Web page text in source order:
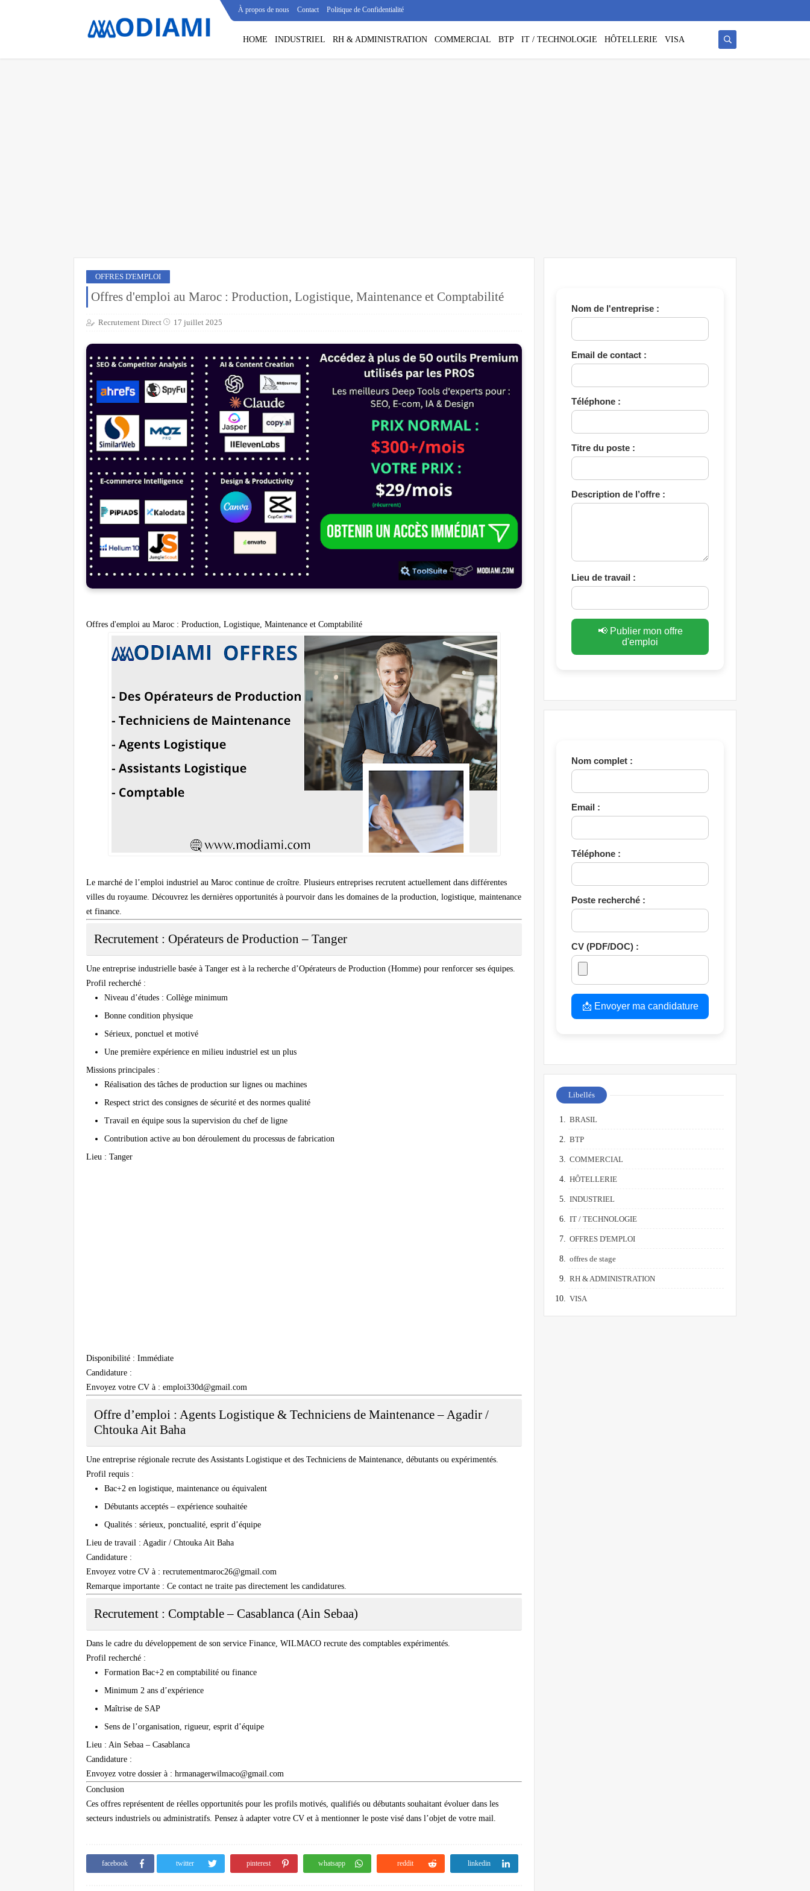
À propos de nous Contact Politique de Confidentialité
HOME INDUSTRIEL RH & ADMINISTRATION COMMERCIAL BTP IT / TECHNOLOGIE HÔTELLERIE VISA
OFFRES D'EMPLOI
Offres d'emploi au Maroc : Production, Logistique, Maintenance et Comptabilité
Recrutement Direct 17 juillet 2025
Offres d'emploi au Maroc : Production, Logistique, Maintenance et Comptabilité
Le marché de l’emploi industriel au Maroc continue de croître. Plusieurs entreprises recrutent actuellement dans différentes
villes du royaume. Découvrez les dernières opportunités à pourvoir dans les domaines de la production, logistique, maintenance
et finance.
Recrutement : Opérateurs de Production – Tanger
Une entreprise industrielle basée à Tanger est à la recherche d’Opérateurs de Production (Homme) pour renforcer ses équipes.
Profil recherché :
Niveau d’études : Collège minimum
Bonne condition physique
Sérieux, ponctuel et motivé
Une première expérience en milieu industriel est un plus
Missions principales :
Réalisation des tâches de production sur lignes ou machines
Respect strict des consignes de sécurité et des normes qualité
Travail en équipe sous la supervision du chef de ligne
Contribution active au bon déroulement du processus de fabrication
Lieu : Tanger
Disponibilité : Immédiate
Candidature :
Envoyez votre CV à : emploi330d@gmail.com
Offre d’emploi : Agents Logistique & Techniciens de Maintenance – Agadir /
Chtouka Ait Baha
Une entreprise régionale recrute des Assistants Logistique et des Techniciens de Maintenance, débutants ou expérimentés.
Profil requis :
Bac+2 en logistique, maintenance ou équivalent
Débutants acceptés – expérience souhaitée
Qualités : sérieux, ponctualité, esprit d’équipe
Lieu de travail : Agadir / Chtouka Ait Baha
Candidature :
Envoyez votre CV à : recrutementmaroc26@gmail.com
Remarque importante : Ce contact ne traite pas directement les candidatures.
Recrutement : Comptable – Casablanca (Ain Sebaa)
Dans le cadre du développement de son service Finance, WILMACO recrute des comptables expérimentés.
Profil recherché :
Formation Bac+2 en comptabilité ou finance
Minimum 2 ans d’expérience
Maîtrise de SAP
Sens de l’organisation, rigueur, esprit d’équipe
Lieu : Ain Sebaa – Casablanca
Candidature :
Envoyez votre dossier à : hrmanagerwilmaco@gmail.com
Conclusion
Ces offres représentent de réelles opportunités pour les profils motivés, qualifiés ou débutants souhaitant évoluer dans les
secteurs industriels ou administratifs. Pensez à adapter votre CV et à mentionner le poste visé dans l’objet de votre mail.
facebook twitter pinterest whatsapp reddit linkedin
Nom de l'entreprise :
Email de contact :
Téléphone :
Titre du poste :
Description de l’offre :
Lieu de travail :
📢 Publier mon offre
d'emploi
Nom complet :
Email :
Téléphone :
Poste recherché :
CV (PDF/DOC) :
📩 Envoyer ma candidature
Libellés
BRASIL
BTP
COMMERCIAL
HÔTELLERIE
INDUSTRIEL
IT / TECHNOLOGIE
OFFRES D'EMPLOI
offres de stage
RH & ADMINISTRATION
VISA